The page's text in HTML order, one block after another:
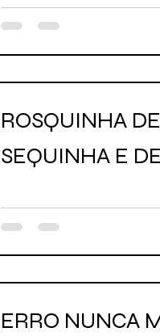
ROSQUINHA DE
SEQUINHA E
ERRO NUNCA